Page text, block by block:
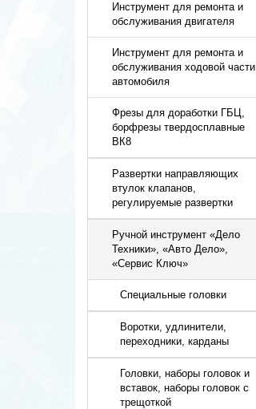
Инструмент для ремонта и
обслуживания двигателя
Инструмент для ремонта и
обслуживания ходовой части
автомобиля
Фрезы для доработки ГБЦ,
борфрезы твердосплавные
ВК8
Развертки направляющих
втулок клапанов,
регулируемые развертки
Ручной инструмент «Дело
Техники», «Авто Дело»,
«Сервис Ключ»
Cпециальные головки
Воротки, удлинители,
переходники, карданы
Головки, наборы головок и
вставок, наборы головок с
трещоткой